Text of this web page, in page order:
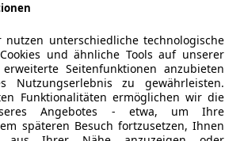
unterschiedliche technologische
und ähnliche Tools auf unserer
Seitenfunktionen anzubieten
Nutzungserlebnis zu gewährleisten.
Funktionalitäten ermöglichen wir die
Angebotes - etwa, um Ihre
späteren Besuch fortzusetzen, Ihnen